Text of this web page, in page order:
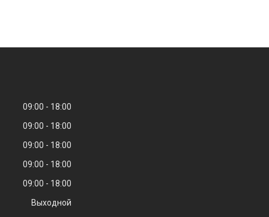
09:00
18:00
09:00
18:00
09:00
18:00
09:00
18:00
09:00
18:00
Выходной